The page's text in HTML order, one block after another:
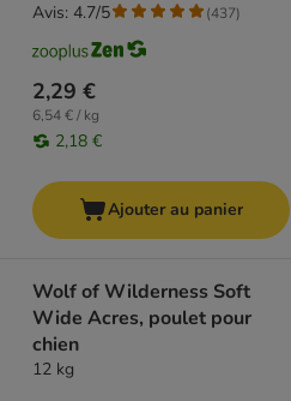
2,29 €
6,54 € / kg
2,18 €
Avis: 4.7/5 (437)
Ajouter au panier
Wolf of Wilderness Soft
Wide Acres, poulet pour
chien
12 kg